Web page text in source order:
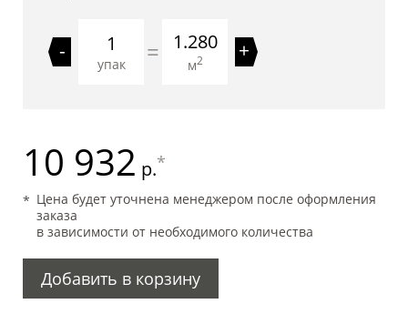
-
упак = 1.280
м2 +
10 932 р.*
Цена будет уточнена менеджером после оформления
заказа
в зависимости от необходимого количества
Добавить в корзину